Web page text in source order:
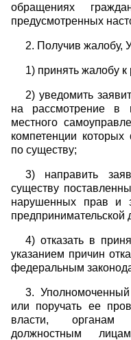
обращениях
предусмотренных
2. Получив жалобу,
1) принять жалобу
2) уведомить
на рассмотрение в
местного
компетенции
по существу;
3) направить
существу
нарушенных прав и
предпринимательской
4) отказать в
указанием причин
федеральным
3.
или поручать ее
власти, органам
должностным